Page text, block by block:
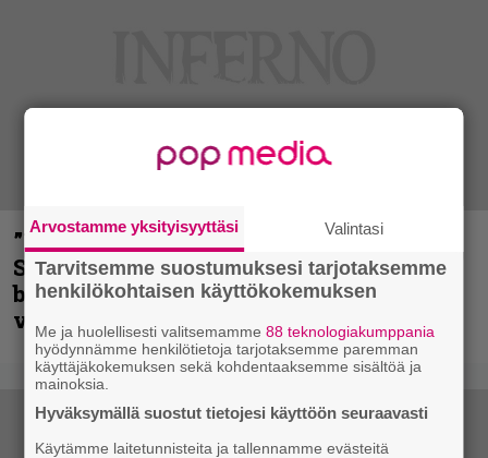
”He ovat tuoneet soittoon jotain uutta” –
Sepulturan Andreas Kisser nimeää
bändin, jonka riffit ovat tehneet
vaikutuksen
Arvostamme yksityisyyttäsi Valintasi
Tarvitsemme suostumuksesi tarjotaksemme
henkilökohtaisen käyttökokemuksen
Me ja huolellisesti valitsemamme88 teknologiakumppania
hyödynnämme henkilötietoja tarjotaksemme paremman
käyttäjäkokemuksen sekä kohdentaaksemme sisältöä ja
mainoksia.
Hyväksymällä suostut tietojesi käyttöön seuraavasti
Käytämme laitetunnisteita ja tallennamme evästeitä